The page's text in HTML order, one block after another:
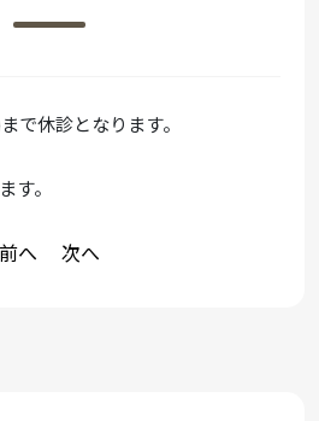
で休診となります。
す。
前へ 次へ